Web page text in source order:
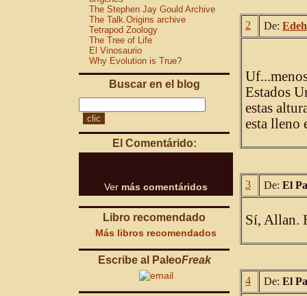
The Stephen Jay Gould Archive
The Talk.Origins archive
Tetrapod Zoology
The Tree of Life
El Vinosaurio
Why Evolution is True?
Buscar en el blog
El Comentárido:
Ver más comentáridos
Libro recomendado
Más libros recomendados
Escribe al PaleoFreak
2 De:
Estados
estas
esta lleno
3 De: El
Sí, Allan.
4 De: El